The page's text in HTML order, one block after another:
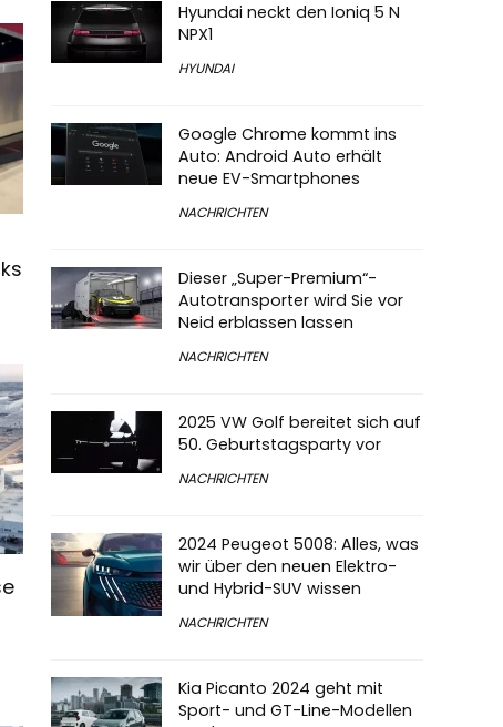
Hyundai neckt den Ioniq 5 N
NPX1
HYUNDAI
Google Chrome kommt ins
Auto: Android Auto erhält
neue EV-Smartphones
NACHRICHTEN
Dieser „Super-Premium“-
Autotransporter wird Sie vor
Neid erblassen lassen
NACHRICHTEN
2025 VW Golf bereitet sich auf
50. Geburtstagsparty vor
NACHRICHTEN
2024 Peugeot 5008: Alles, was
wir über den neuen Elektro-
und Hybrid-SUV wissen
NACHRICHTEN
Kia Picanto 2024 geht mit
Sport- und GT-Line-Modellen